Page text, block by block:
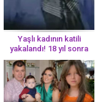
Yaşlı kadının katili
yakalandı! 18 yıl sonra
tek bir DNA iziyle
çözüldü!